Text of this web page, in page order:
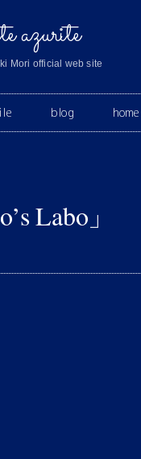
azurite
Mori official web site
blog home
Labo」